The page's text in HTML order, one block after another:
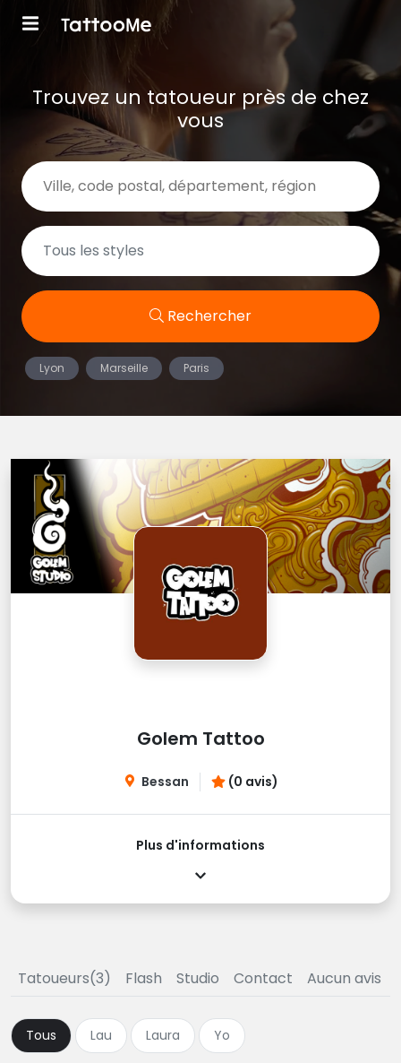
Trouvez un tatoueur près de chez
vous
Rechercher
Lyon Marseille Paris
Golem Tattoo
Bessan (0 avis)
Plus d'informations
Tatoueurs(3) Flash Studio Contact Aucun avis
Tous Lau Laura Yo